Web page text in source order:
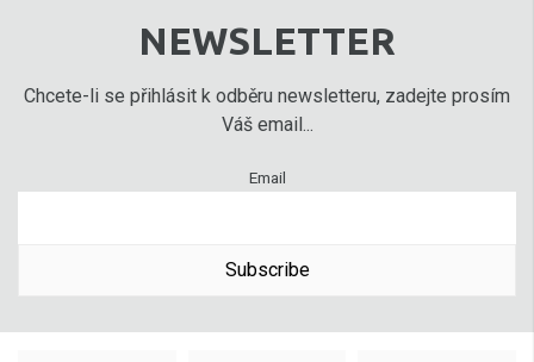
NEWSLETTER
Chcete-li se přihlásit k odběru newsletteru, zadejte prosím
Váš email...
Email
Subscribe